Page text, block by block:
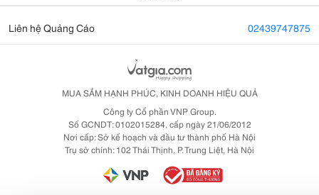
Liên hệ Quảng Cáo 02439747875
MUA SẮM HẠNH PHÚC, KINH DOANH HIỆU QUẢ
Công ty Cổ phần VNP Group.
Số GCNDT: 0102015284, cấp ngày 21/06/2012
Nơi cấp: Sở kế hoạch và đầu tư thành phố Hà Nội
Trụ sở chính: 102 Thái Thịnh, P. Trung Liệt, Hà Nội